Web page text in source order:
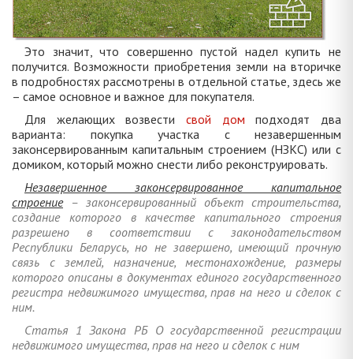
Это значит, что совершенно пустой надел купить не
получится. Возможности приобретения земли на вторичке
в подробностях рассмотрены в отдельной статье, здесь же
– самое основное и важное для покупателя.
Для желающих возвести свой дом подходят два
варианта: покупка участка с незавершенным
законсервированным капитальным строением (НЗКС) или с
домиком, который можно снести либо реконструировать.
Незавершенное законсервированное капитальное
строение– законсервированный объект строительства,
создание которого в качестве капитального строения
разрешено в соответствии с законодательством
Республики Беларусь, но не завершено, имеющий прочную
связь с землей, назначение, местонахождение, размеры
которого описаны в документах единого государственного
регистра недвижимого имущества, прав на него и сделок с
ним.
Статья 1 Закона РБ О государственной регистрации
недвижимого имущества, прав на него и сделок с ним